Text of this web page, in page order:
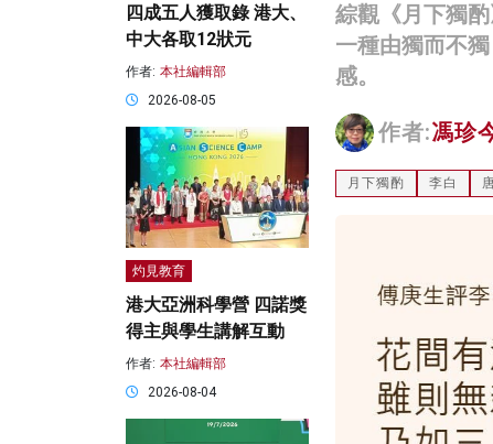
綜觀《月下獨
一種由獨而不
感。
作者:馮珍
月下獨酌 李白
四成五人獲取錄 港大、
中大各取12狀元
作者: 本社編輯部
2026-08-05
灼見教育
港大亞洲科學營 四諾獎
得主與學生講解互動
作者: 本社編輯部
2026-08-04